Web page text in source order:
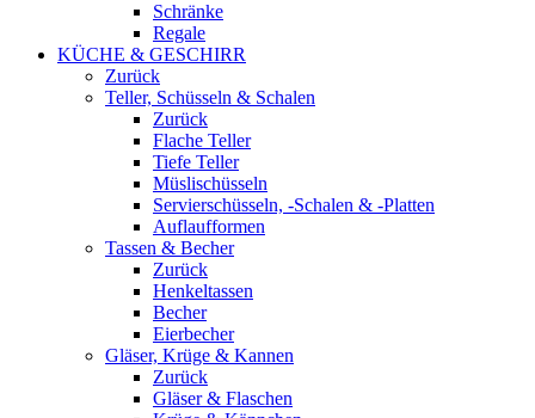
Schränke
Regale
KÜCHE & GESCHIRR
Zurück
Teller, Schüsseln & Schalen
Zurück
Flache Teller
Tiefe Teller
Müslischüsseln
Servierschüsseln, -Schalen & -Platten
Auflaufformen
Tassen & Becher
Zurück
Henkeltassen
Becher
Eierbecher
Gläser, Krüge & Kannen
Zurück
Gläser & Flaschen